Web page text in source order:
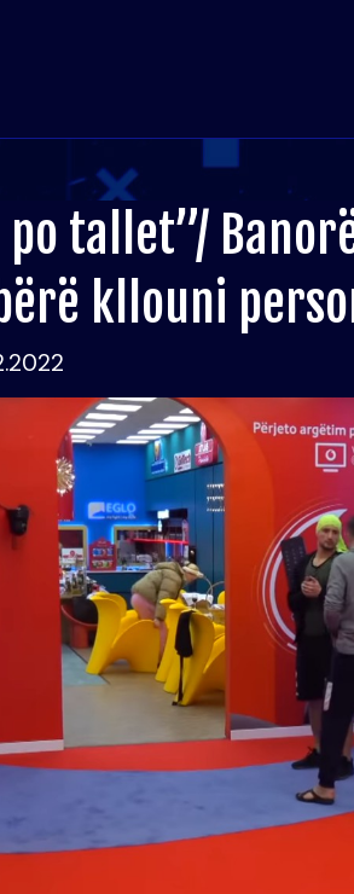
po tallet”/
kllouni